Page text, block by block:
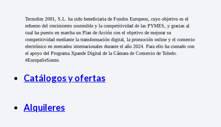
Tecnofim 2001, S.L. ha sido beneficiaria de Fondos Europeos, cuyo objetivo es el
refuerzo del crecimiento sostenible y la competitividad de las PYMES, y gracias al
cual ha puesto en marcha un Plan de Acción con el objetivo de mejorar su
competitividad mediante la transformación digital, la promoción online y el comercio
electrónico en mercados internacionales durante el año 2024. Para ello ha contado con
el apoyo del Programa Xpande Digital de la Cámara de Comercio de Toledo.
#EuropaSeSiente.
Catálogos y ofertas
Alquileres